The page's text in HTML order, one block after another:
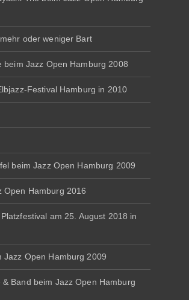
oder weniger Bart
beim Jazz Open Hamburg 2008
Festival Hamburg in 2010
beim Jazz Open Hamburg 2009
Open Hamburg 2016
am 25. August 2018 in
Jazz Open Hamburg 2009
& Band beim Jazz Open Hamburg